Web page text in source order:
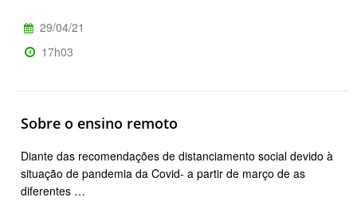
29/04/21
17h03
Sobre o ensino remoto
Diante das recomendações de distanciamento social devido à
situação de pandemia da Covid- a partir de março de as
diferentes …